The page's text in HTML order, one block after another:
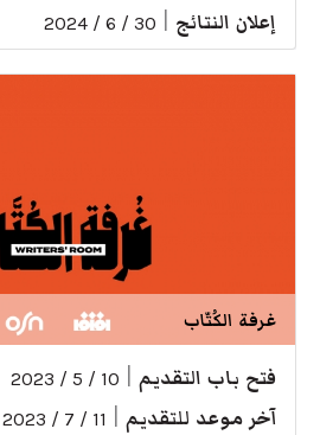
إعلان النتائج 30 / 6 / 2024
غرفة الكُتّاب
فتح باب التقديم 10 / 5 / 2023
آخر موعد للتقديم 11 / 7 / 2023